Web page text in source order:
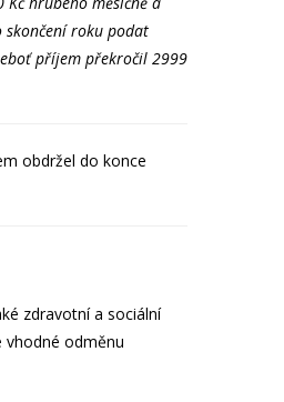
skončení roku podat
příjem překročil 2999
obdržel do konce
zdravotní a sociální
vhodné odměnu